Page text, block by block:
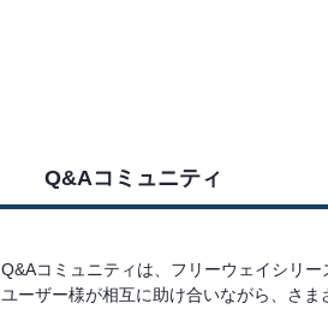
Q&Aコミュニティ
Q&Aコミュニティは、フリーウェイシリー
ユーザー様が相互に助け合いながら、さま